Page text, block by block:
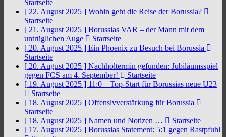
Startseite
[ 22. August 2025 ] Wohin geht die Reise der Borussia?
Startseite
[ 21. August 2025 ] Borussias VAR – der Mann mit dem
untrüglichen Auge
Startseite
[ 20. August 2025 ] Ein Phoenix zu Besuch bei Borussia
Startseite
[ 20. August 2025 ] Nachholtermin gefunden: Jubiläumsspiel
gegen FCS am 4. September!
Startseite
[ 19. August 2025 ] 11:0 – Top-Start für Borussias neue U23
Startseite
[ 18. August 2025 ] Offensivverstärkung für Borussia
Startseite
[ 18. August 2025 ] Namen und Notizen …
Startseite
[ 17. August 2025 ] Borussias Statement: 5:1 gegen Rastpfuhl